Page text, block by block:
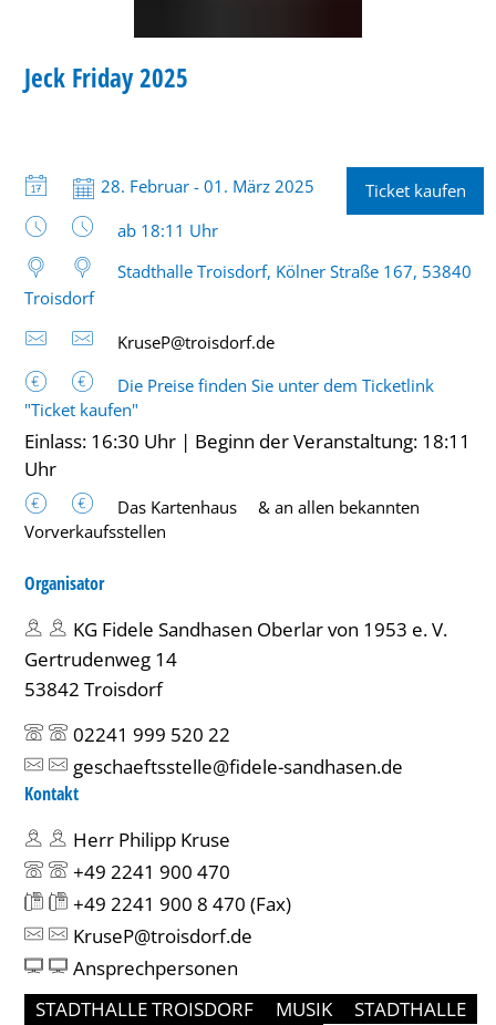
KATEGORIE: KARNEVAL
Jeck Friday 2025
Datum:
28. Februar - 01. März 2025
Uhrzeit:
ab 18:11 Uhr
Stadthalle Troisdorf, Kölner Straße 167, 53840
Troisdorf
KruseP@troisdorf.de
Die Preise finden Sie unter dem Ticketlink
"Ticket kaufen"
Einlass: 16:30 Uhr | Beginn der Veranstaltung: 18:11
Uhr
Das Kartenhaus
& an allen bekannten
Vorverkaufsstellen
Ticket kaufen
Organisator
KG Fidele Sandhasen Oberlar von 1953 e. V.
Gertrudenweg 14
53842 Troisdorf
02241 999 520 22
geschaeftsstelle@fidele-sandhasen.de
Kontakt
Herr Philipp Kruse
+49 2241 900 470
+49 2241 900 8 470 (Fax)
KruseP@troisdorf.de
Ansprechpersonen
STADTHALLE TROISDORF
MUSIK
STADTHALLE